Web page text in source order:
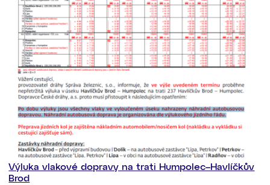
Výluka vlakové dopravy na trati Humpolec–Havlíčkův
Brod